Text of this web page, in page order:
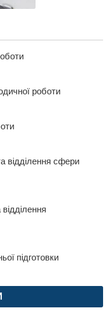
роботи
відділення сфери
підготовки